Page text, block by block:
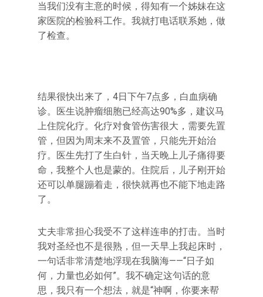
当我们没有主意的时候，得知有一个姊妹在这
家医院的检验科工作。我就打电话联系她，做
了检查。
结果很快出来了，4日下午7点多，白血病确
诊。医生说肿瘤细胞已经高达90%多，建议马
上住院化疗。化疗对食管伤害很大，需要先置
管，但因为周末来不及置管，只能先开始治
疗。医生先打了生白针，当天晚上儿子痛得要
命，我整个人也是蒙的。住院后，儿子刚开始
还可以单腿蹦着走，很快就再也不能下地走路
了。
丈夫非常担心我受不了这样连串的打击。当时
我对圣经也不是很熟，但一天早上我起床时，
一句话非常清楚地浮现在我脑海——“日子如
何，力量也必如何”。我不确定这句话的意
思，我只有一个想法，就是“神啊，你要来帮